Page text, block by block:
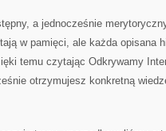
a jednocześnie
w pamięci, ale każda opisana
temu czytając Odkrywamy
otrzymujesz konkretną